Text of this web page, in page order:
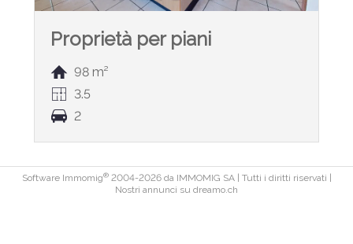
Proprietà per piani
98 m²
3.5
2
Software Immomig®2004-2026 da IMMOMIG SA | Tutti i diritti riservati |
Nostri annunci su dreamo.ch